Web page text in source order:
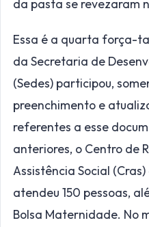
da pasta se revezaram
Essa é a quarta força-
da Secretaria de
(Sedes) participou,
preenchimento e
referentes a esse
anteriores, o Centro de
Assistência Social
atendeu 150 pessoas,
Bolsa Maternidade. No